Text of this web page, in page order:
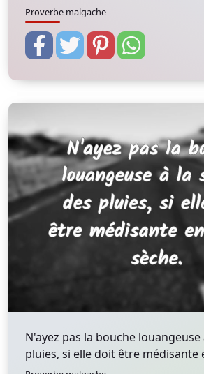
Proverbe malgache
N'ayez pas la bouche louangeuse
pluies, si elle doit être médisante